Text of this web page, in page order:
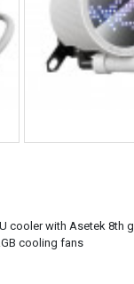
cooler with Asetek 8th
cooling fans
phase motor that